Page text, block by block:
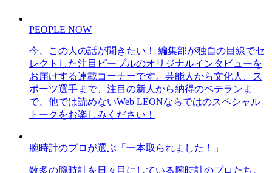
PEOPLE NOW
今、この人の話が聞きたい！ 編集部が独自の目線でセ
レクトした注目ピープルのオリジナルインタビューを
お届けする連載コーナーです。芸能人から文化人、ス
ポーツ選手まで、注目の新人から納得のベテランま
で、他では読めないWeb LEONならではのスペシャル
トークをお楽しみください！
腕時計のプロが選ぶ「一本取られました！」
数多の腕時計を日々目にしている腕時計のプロたち。